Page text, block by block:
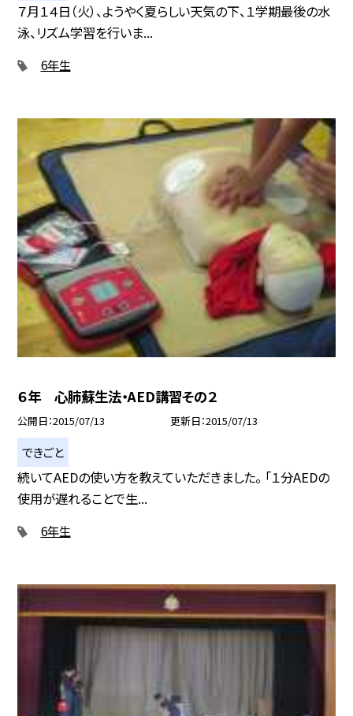
７月１４日（火）、ようやく夏らしい天気の下、１学期最後の水
泳、リズム学習を行いま...
6年生
６年 心肺蘇生法・AED講習その２
公開日 2015/07/13 更新日 2015/07/13
できごと
続いてAEDの使い方を教えていただきました。 「１分AEDの
使用が遅れることで生...
6年生